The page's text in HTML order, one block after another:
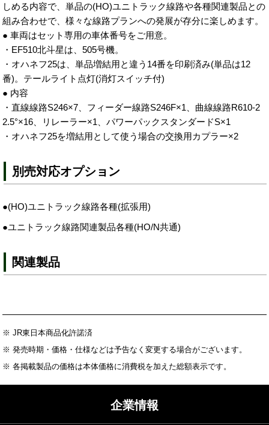
しめる内容で、単品の(HO)ユニトラック線路や各種関連製品との
組み合わせで、様々な線路プランへの発展が存分に楽しめます。
● 車両はセット専用の車体番号をご用意。
・EF510北斗星は、505号機。
・オハネフ25は、単品増結用と違う14番を印刷済み(単品は12
番)。テールライト点灯(消灯スイッチ付)
● 内容
・直線線路S246×7、フィーダー線路S246F×1、曲線線路R610-2
2.5°×16、リレーラー×1、パワーパックスタンダードS×1
・オハネフ25を増結用として使う場合の交換用カプラー×2
別売対応オプション
●(HO)ユニトラック線路各種(拡張用)
●ユニトラック線路関連製品各種(HO/N共通)
関連製品
※ JR東日本商品化許諾済
※ 発売時期・価格・仕様などは予告なく変更する場合がございます。
※ 各掲載製品の価格は本体価格に消費税を加えた総額表示です。
企業情報